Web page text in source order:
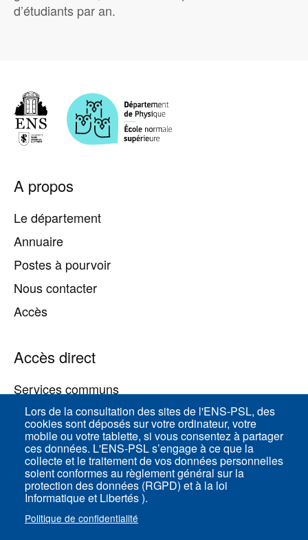
d’étudiants par an.
Lors de la consultation des sites de l'ENS-PSL, des
cookies sont déposés sur votre ordinateur, votre
mobile ou votre tablette, si vous consentez à partager
ces données. L'ENS-PSL s’engage à ce que la
collecte et le traitement de vos données personnelles
soient conformes au règlement général sur la
protection des données (RGPD) et à la loi
Informatique et Libertés ).
Politique de confidentialité
Pied
de
A propos
Le département
Annuaire
Postes à pourvoir
Nous contacter
Accès
Accès direct
Services communs
ENS-PSL Physique
Plan du site
Mentions légales
Politique de confidentialité